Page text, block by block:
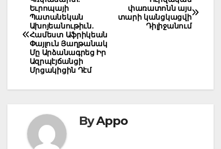
navigation
փառատոնն այս
տարի կանցկացվի
Դիլիջանում
Եւրոպայի
Պատանեկան
Ախոյեանութիւն.
Համեստ Աֆրիկեան
Փայլուն Յաղթանակ
Մը Արձանագրեց Իր
Ազրպէյճանցի
Մրցակիցին Դէմ
ByAppo